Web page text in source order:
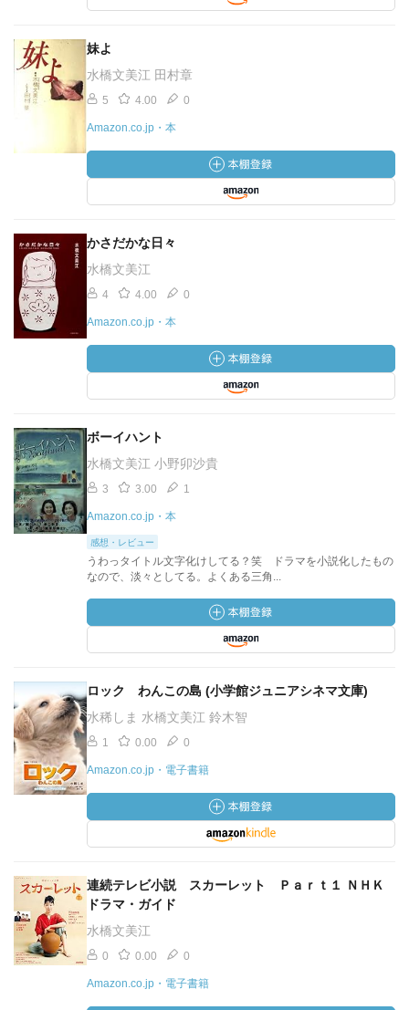
妹よ
水橋文美江 田村章
5 4.00 0
Amazon.co.jp・本
かさだかな日々
水橋文美江
4 4.00 0
Amazon.co.jp・本
ボーイハント
水橋文美江 小野卯沙貴
3 3.00 1
Amazon.co.jp・本
感想・レビュー
うわっタイトル文字化けしてる？笑 ドラマを小説化したもの
なので、淡々としてる。よくある三角...
ロック わんこの島 (小学館ジュニアシネマ文庫)
水稀しま 水橋文美江 鈴木智
1 0.00 0
Amazon.co.jp・電子書籍
連続テレビ小説 スカーレット Ｐａｒｔ１ ＮＨＫ
ドラマ・ガイド
水橋文美江
0 0.00 0
Amazon.co.jp・電子書籍